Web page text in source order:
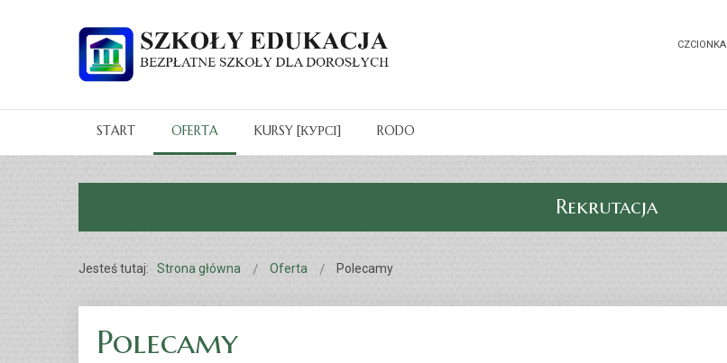
CZCIONKA
START OFERTA KURSY [КУРСІ] RODO
Rekrutacja
Jesteś tutaj: Strona główna Oferta Polecamy
Polecamy